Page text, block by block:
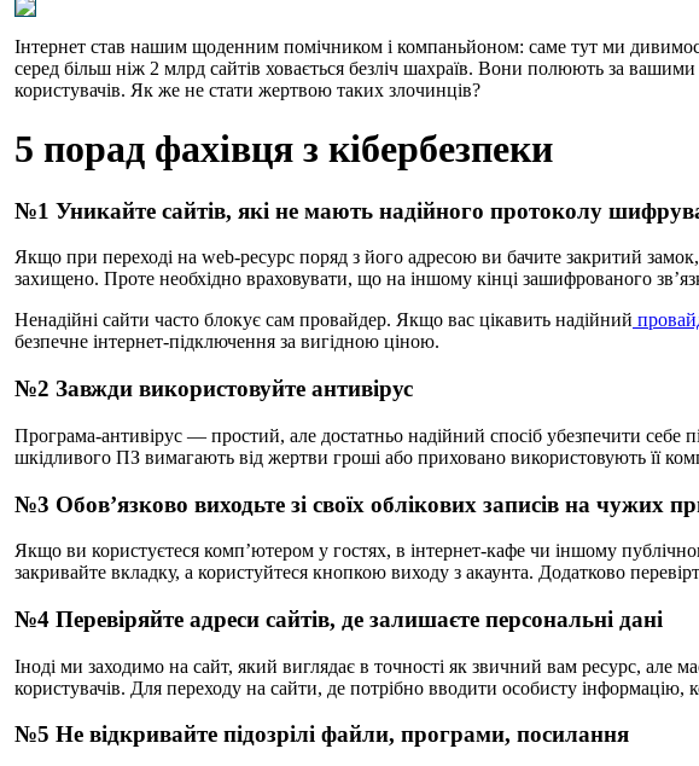
Інтернет став нашим щоденним помічником і компаньйоном: саме тут ми
серед більш ніж 2 млрд сайтів ховається безліч шахраїв. Вони полюють за
користувачів. Як же не стати жертвою таких злочинців?
5 порад фахівця з кібербезпеки
№1 Уникайте сайтів, які не мають надійного протоколу
Якщо при переході на web-ресурс поряд з його адресою ви бачите закритий
захищено. Проте необхідно враховувати, що на іншому кінці зашифрованого
Ненадійні сайти часто блокує сам провайдер. Якщо вас цікавить надійний
безпечне інтернет-підключення за вигідною ціною.
№2 Завжди використовуйте антивірус
Програма-антивірус — простий, але достатньо надійний спосіб убезпечити себе
шкідливого ПЗ вимагають від жертви гроші або приховано використовують її
№3 Обов’язково виходьте зі своїх облікових записів на чужих
Якщо ви користуєтеся комп’ютером у гостях, в інтернет-кафе чи іншому
закривайте вкладку, а користуйтеся кнопкою виходу з акаунта. Додатково
№4 Перевіряйте адреси сайтів, де залишаєте персональні дані
Іноді ми заходимо на сайт, який виглядає в точності як звичний вам ресурс, але
користувачів. Для переходу на сайти, де потрібно вводити особисту інформацію,
№5 Не відкривайте підозрілі файли, програми, посилання